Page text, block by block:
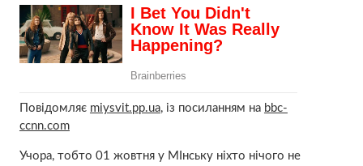
Повідомляє miysvit.pp.ua, із посиланням на bbc-
ccnn.com
Учора, тобто 01 жовтня у МІнську ніхто нічого не